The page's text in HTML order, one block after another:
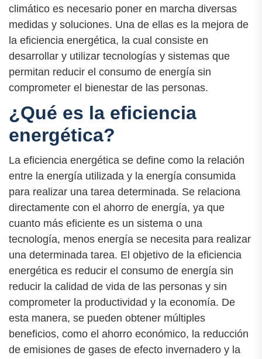
climático es necesario poner en marcha diversas
medidas y soluciones. Una de ellas es la mejora de
la eficiencia energética, la cual consiste en
desarrollar y utilizar tecnologías y sistemas que
permitan reducir el consumo de energía sin
comprometer el bienestar de las personas.
¿Qué es la eficiencia
energética?
La eficiencia energética se define como la relación
entre la energía utilizada y la energía consumida
para realizar una tarea determinada. Se relaciona
directamente con el ahorro de energía, ya que
cuanto más eficiente es un sistema o una
tecnología, menos energía se necesita para realizar
una determinada tarea. El objetivo de la eficiencia
energética es reducir el consumo de energía sin
reducir la calidad de vida de las personas y sin
comprometer la productividad y la economía. De
esta manera, se pueden obtener múltiples
beneficios, como el ahorro económico, la reducción
de emisiones de gases de efecto invernadero y la